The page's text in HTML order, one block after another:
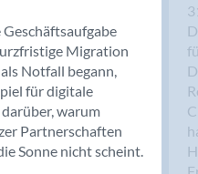
Migration
Notfall begann,
für digitale
warum
Partnerschaften
Sonne nicht scheint.